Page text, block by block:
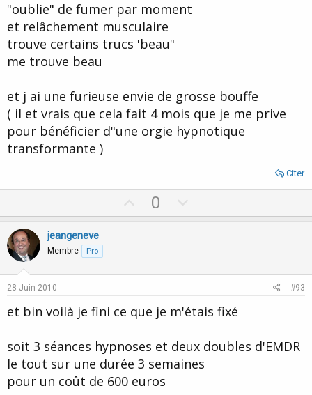
"oublie" de fumer par moment
et relâchement musculaire
trouve certains trucs 'beau"
me trouve beau
et j ai une furieuse envie de grosse bouffe
( il et vrais que cela fait 4 mois que je me prive
pour bénéficier d"une orgie hypnotique
transformante )
Citer
p
0
o
t
e
jeangeneve
Membre Pro
28 Juin 2010 #93
et bin voilà je fini ce que je m'étais fixé
soit 3 séances hypnoses et deux doubles d'EMDR
le tout sur une durée 3 semaines
pour un coût de 600 euros